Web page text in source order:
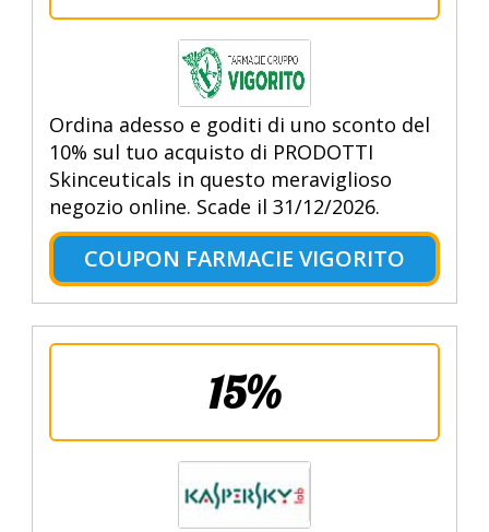
Ordina adesso e goditi di uno sconto del
10% sul tuo acquisto di PRODOTTI
Skinceuticals in questo meraviglioso
negozio online. Scade il 31/12/2026.
COUPON FARMACIE VIGORITO
15%